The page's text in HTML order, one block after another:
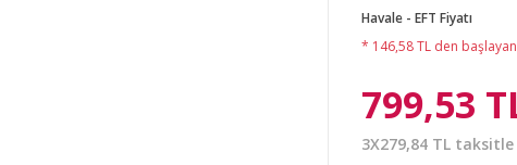
Havale - EFT Fiyatı
* 146,58 TL den
799,53
3X279,84 TL taksitle